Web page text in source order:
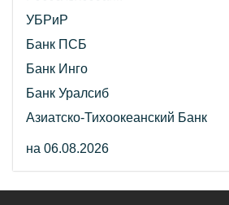
УБРиР
Банк ПСБ
Банк Инго
Банк Уралсиб
Азиатско-Тихоокеанский Банк
на 06.08.2026